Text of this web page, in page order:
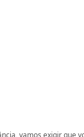
vamos exigir que